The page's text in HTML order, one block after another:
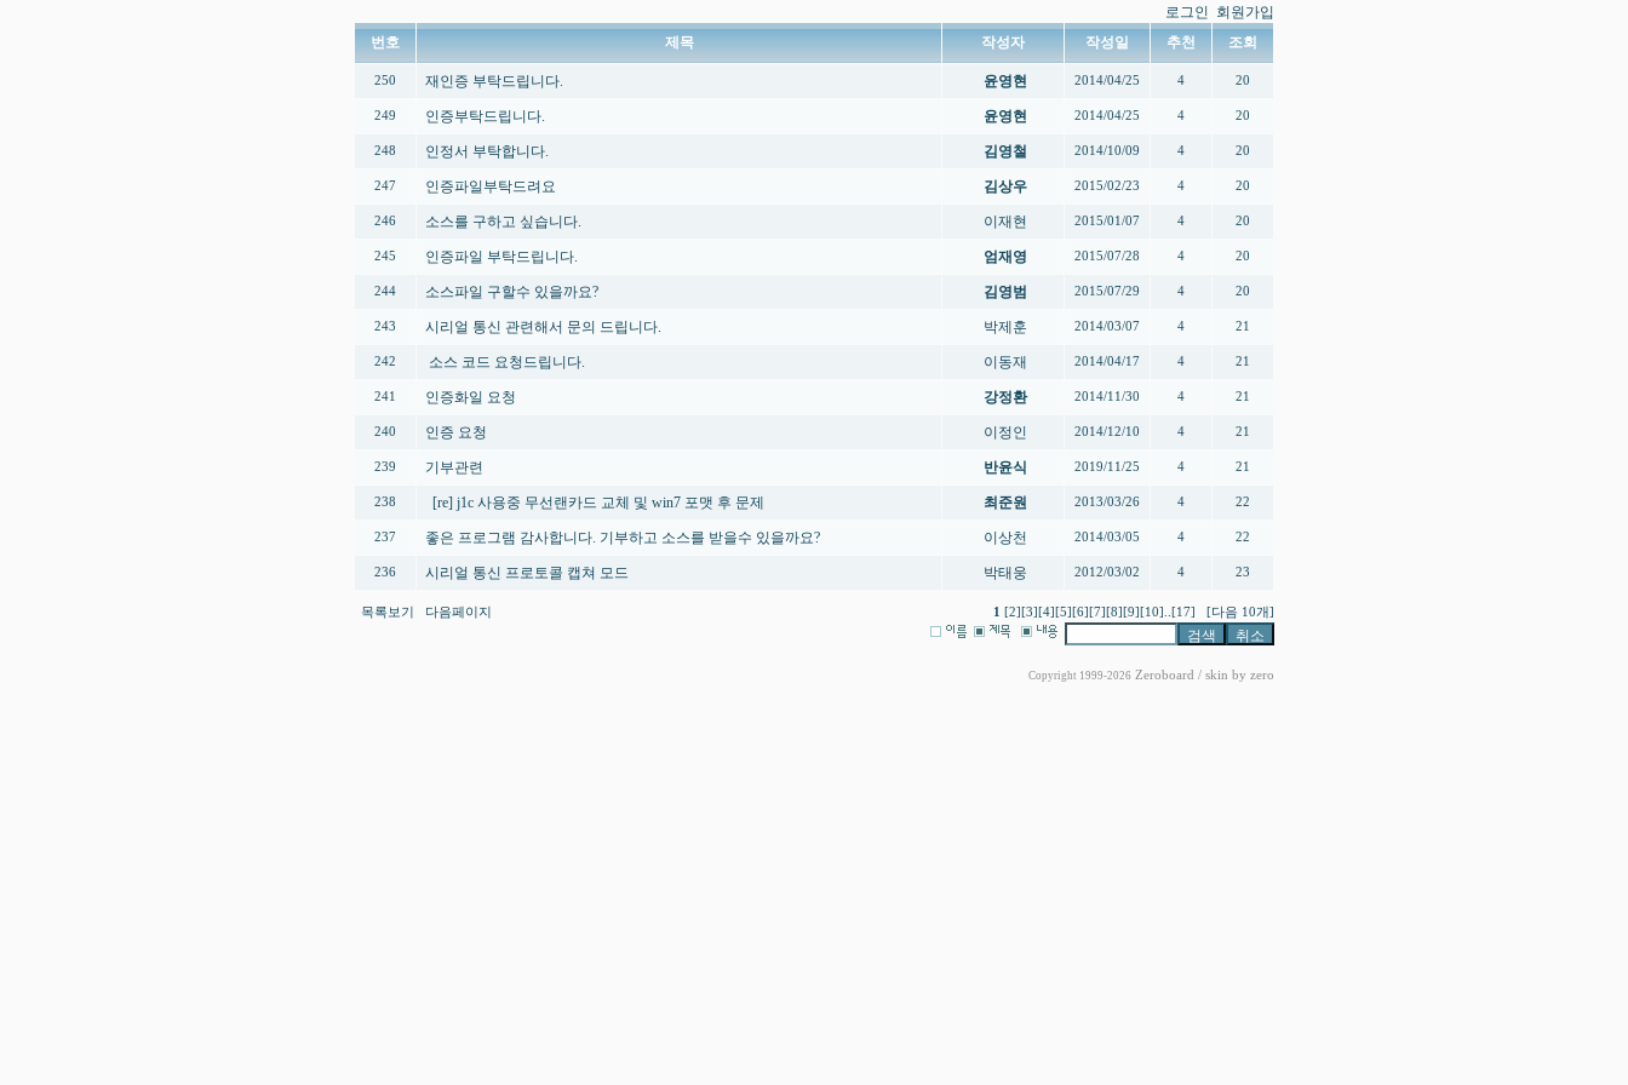
로그인 회원가입
번호
제목 작성자 작성일 추천 조회
250 재인증 부탁드립니다. 윤영현 2014/04/25 4 20
249 인증부탁드립니다. 윤영현 2014/04/25 4 20
248 인정서 부탁합니다. 김영철 2014/10/09 4 20
247 인증파일부탁드려요 김상우 2015/02/23 4 20
246 소스를 구하고 싶습니다. 이재현 2015/01/07 4 20
245 인증파일 부탁드립니다. 엄재영 2015/07/28 4 20
244 소스파일 구할수 있을까요? 김영범 2015/07/29 4 20
243 시리얼 통신 관련해서 문의 드립니다. 박제훈 2014/03/07 4 21
242 소스 코드 요청드립니다. 이동재 2014/04/17 4 21
241 인증화일 요청 강정환 2014/11/30 4 21
240 인증 요청 이정인 2014/12/10 4 21
239 기부관련 반윤식 2019/11/25 4 21
238 [re] j1c 사용중 무선랜카드 교체 및 win7 포맷 후 문제 최준원 2013/03/26 4 22
237 좋은 프로그램 감사합니다. 기부하고 소스를 받을수 있을까요? 이상천 2014/03/05 4 22
236 시리얼 통신 프로토콜 캡쳐 모드 박태웅 2012/03/02 4 23
목록보기 다음페이지 1 [2] [3] [4] [5] [6] [7] [8] [9] [10] [17] [다음 10개]
Copyright 1999-2026 Zeroboard / skin by zero